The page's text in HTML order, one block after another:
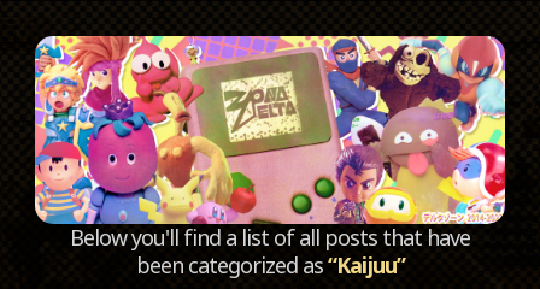
Below you'll find a list of all posts that have
been categorized as“Kaijuu”